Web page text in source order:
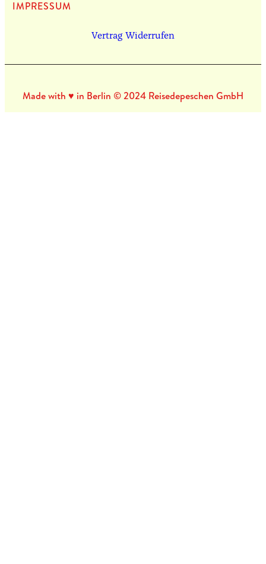
IMPRES­SUM
Vertrag Widerrufen
Made with ♥ in Berlin © 2024 Reisedepeschen GmbH